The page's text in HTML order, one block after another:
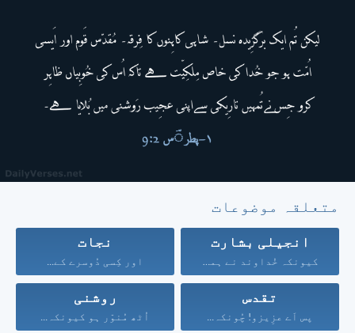
متعلقہ موضوعات
انجیلی بشارت
کیونکہ خُداوند نے ہمیں...
نجات
اور کِسی دُوسرے کے...
تقدس
پس اَے عزِیزو! چُونکہ...
روشنی
اُٹھ مُنوّر ہو کیونکہ...